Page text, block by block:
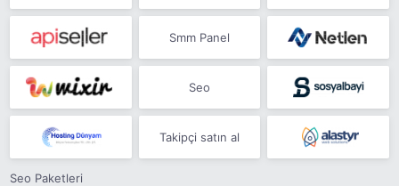
Smm Panel
Seo
Takipçi satın al
Seo Paketleri